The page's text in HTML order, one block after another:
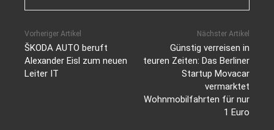
Vorheriger Artikel
ŠKODA AUTO beruft
Alexander Eisl zum neuen
Leiter IT
Nächster Artikel
Günstig verreisen in
teuren Zeiten: Das Berliner
Startup Movacar
vermarktet
Wohnmobilfahrten für nur
1 Euro